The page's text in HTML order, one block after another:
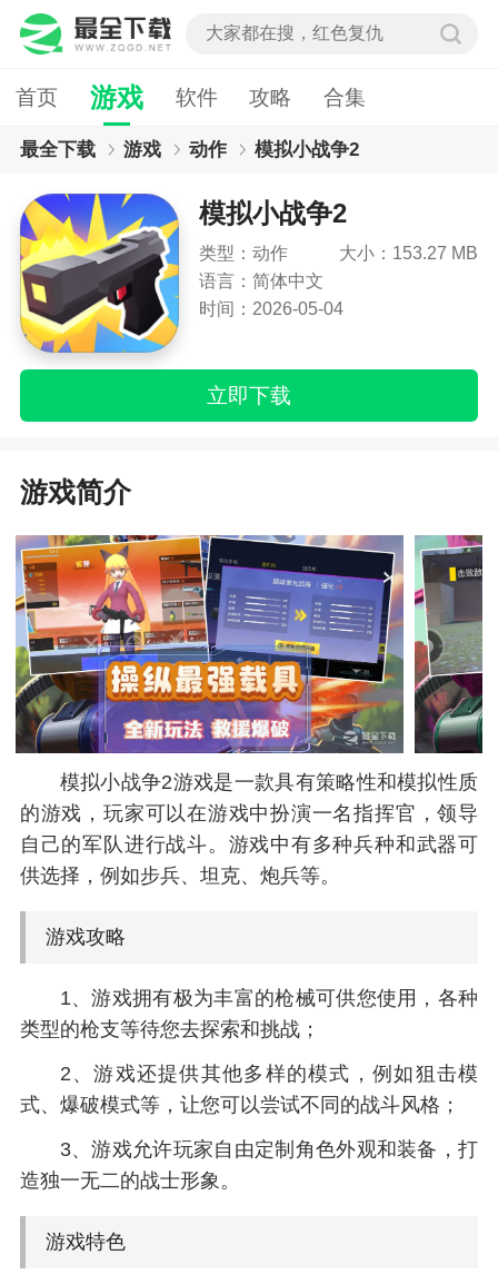
首页 游戏 软件 攻略 合集
最全下载 游戏 动作 模拟小战争2
模拟小战争2
类型：动作
大小：153.27 MB
语言：简体中文
时间：2026-05-04
立即下载
游戏简介
模拟小战争2游戏是一款具有策略性和模拟性质
的游戏，玩家可以在游戏中扮演一名指挥官，领导
自己的军队进行战斗。游戏中有多种兵种和武器可
供选择，例如步兵、坦克、炮兵等。
游戏攻略
1、游戏拥有极为丰富的枪械可供您使用，各种
类型的枪支等待您去探索和挑战；
2、游戏还提供其他多样的模式，例如狙击模
式、爆破模式等，让您可以尝试不同的战斗风格；
3、游戏允许玩家自由定制角色外观和装备，打
造独一无二的战士形象。
游戏特色